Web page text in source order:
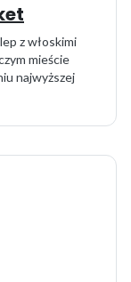
z włoskimi
mieście
najwyższej